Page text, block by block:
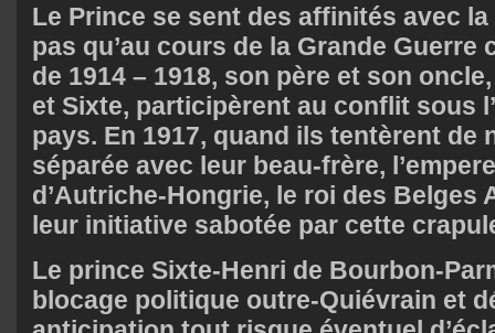
Le Prince se sent des affinités avec la
pas qu’au cours de la Grande Guerre
de 1914 – 1918, son père et son
et Sixte, participèrent au conflit sous
pays. En 1917, quand ils tentèrent de
séparée avec leur beau-frère,
d’Autriche-Hongrie, le roi des Belges
leur initiative sabotée par cette
Le prince Sixte-Henri de Bourbon-
blocage politique outre-Quiévrain et